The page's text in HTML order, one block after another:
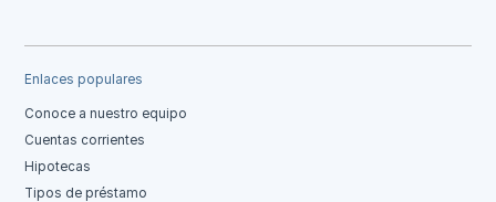
Enlaces populares
Conoce a nuestro equipo
Cuentas corrientes
Hipotecas
Tipos de préstamo